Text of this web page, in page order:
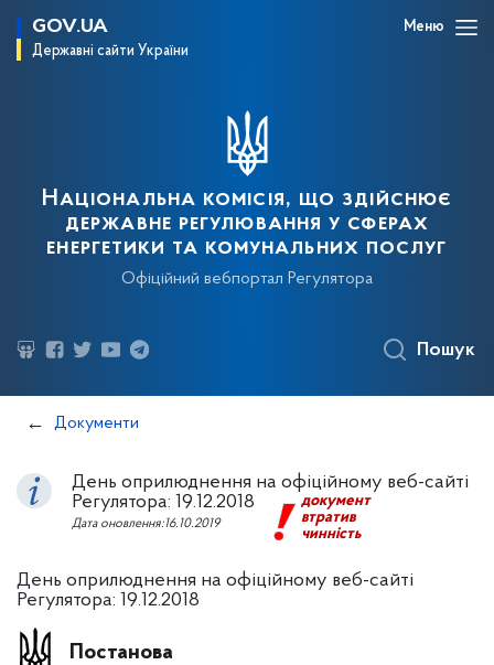
GOV.UA
Державні сайти України
Меню
Національна комісія, що здійснює
державне регулювання у сферах
енергетики та комунальних послуг
Офіційний вебпортал Регулятора
Пошук
Документи
День оприлюднення на офіційному веб-сайті
Регулятора: 19.12.2018
документ
втратив
чинність
Дата оновлення:16.10.2019
День оприлюднення на офіційному веб-сайті
Регулятора: 19.12.2018
Постанова